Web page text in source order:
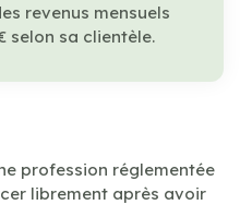
revenus mensuels
selon sa clientèle.
profession réglementée
librement après avoir